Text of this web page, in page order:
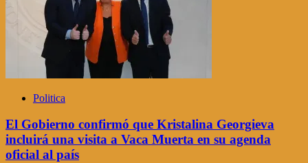
Politica
El Gobierno confirmó que Kristalina Georgieva
incluirá una visita a Vaca Muerta en su agenda
oficial al país